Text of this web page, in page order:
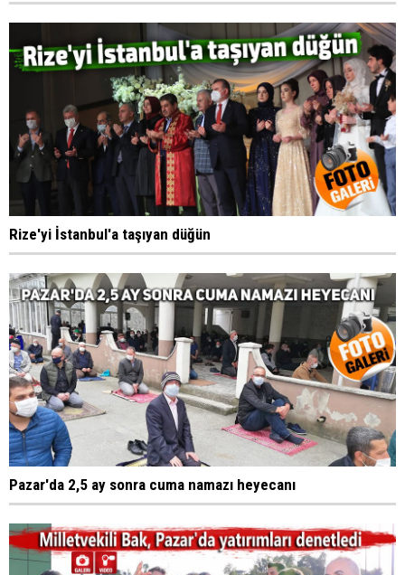
Rize'yi İstanbul'a taşıyan düğün
Pazar'da 2,5 ay sonra cuma namazı heyecanı